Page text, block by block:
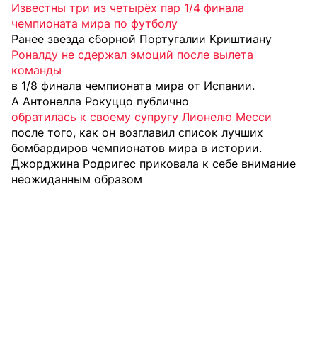
Известны три из четырёх пар 1/4 финала
чемпионата мира по футболу
Ранее звезда сборной Португалии Криштиану
Роналду не сдержал эмоций после вылета
команды
в 1/8 финала чемпионата мира от Испании.
А Антонелла Рокуццо публично
обратилась к своему супругу Лионелю Месси
после того, как он возглавил список лучших
бомбардиров чемпионатов мира в истории.
Джорджина Родригес приковала к себе внимание
неожиданным образом